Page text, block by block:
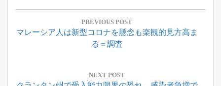
投
ナ
PREVIOUS POST
Previous
マレーシア人は新型コロナを懸念も楽観的見方高ま
る＝調査
NEXT POST